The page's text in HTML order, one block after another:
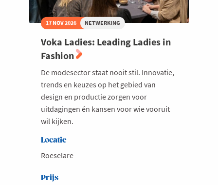
17 NOV 2026 NETWERKING
Voka Ladies: Leading Ladies in
Fashion
De modesector staat nooit stil. Innovatie,
trends en keuzes op het gebied van
design en productie zorgen voor
uitdagingen én kansen voor wie vooruit
wil kijken.
Locatie
Roeselare
Prijs